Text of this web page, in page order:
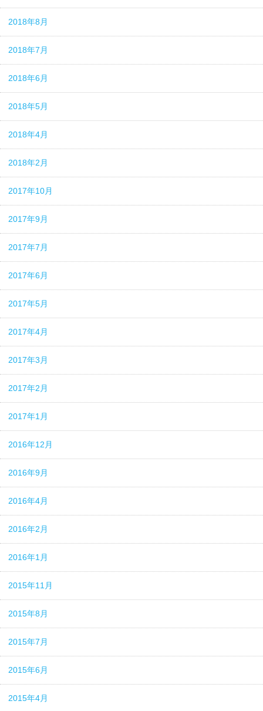
2018年8月
2018年7月
2018年6月
2018年5月
2018年4月
2018年2月
2017年10月
2017年9月
2017年7月
2017年6月
2017年5月
2017年4月
2017年3月
2017年2月
2017年1月
2016年12月
2016年9月
2016年4月
2016年2月
2016年1月
2015年11月
2015年8月
2015年7月
2015年6月
2015年4月